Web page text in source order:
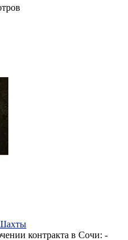
контракта в Сочи: -